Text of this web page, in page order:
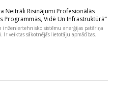
Neitrāli Risinājumi Profesionālās
Programmās, Vidē Un Infrastruktūrā”
sistēmu enerģijas patēriņa
Ir veiktas sākotnējās lietotāju apmācības.